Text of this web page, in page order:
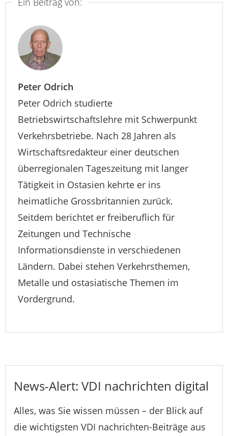
Peter Odrich
Peter Odrich studierte
Betriebswirtschaftslehre mit Schwerpunkt
Verkehrsbetriebe. Nach 28 Jahren als
Wirtschaftsredakteur einer deutschen
überregionalen Tageszeitung mit langer
Tätigkeit in Ostasien kehrte er ins
heimatliche Grossbritannien zurück.
Seitdem berichtet er freiberuflich für
Zeitungen und Technische
Informationsdienste in verschiedenen
Ländern. Dabei stehen Verkehrsthemen,
Metalle und ostasiatische Themen im
Vordergrund.
News-Alert: VDI nachrichten digital
Alles, was Sie wissen müssen – der Blick auf
die wichtigsten VDI nachrichten-Beiträge aus